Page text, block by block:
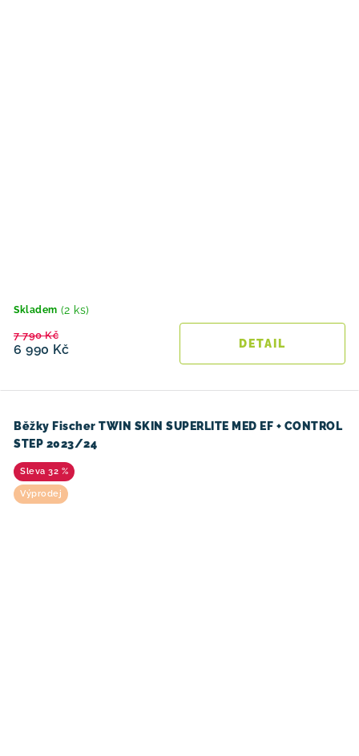
Skladem (2 ks)
6 990 Kč
7 790 Kč
Běžky Fischer TWIN SKIN SUPERLITE MED EF + CONTROL
STEP 2023/24
32 %
Výprodej